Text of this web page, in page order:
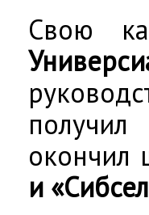
Свою
окончил
и